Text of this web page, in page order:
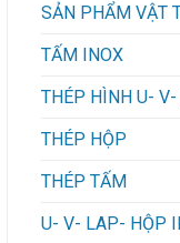
SẢN PHẨM VẬT
TẤM INOX
THÉP HÌNH U-
THÉP HỘP
THÉP TẤM
U- V- LAP- HỘP